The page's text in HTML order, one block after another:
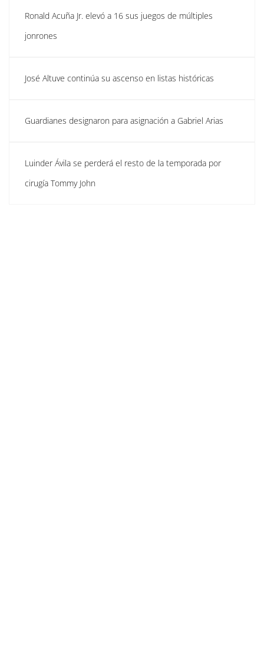
Ronald Acuña Jr. elevó a 16 sus juegos de múltiples
jonrones
José Altuve continúa su ascenso en listas históricas
Guardianes designaron para asignación a Gabriel Arias
Luinder Ávila se perderá el resto de la temporada por
cirugía Tommy John